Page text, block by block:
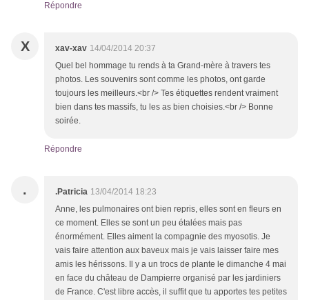
Répondre
X xav-xav 14/04/2014 20:37
Quel bel hommage tu rends à ta Grand-mère à travers tes
photos. Les souvenirs sont comme les photos, ont garde
toujours les meilleurs.<br /> Tes étiquettes rendent vraiment
bien dans tes massifs, tu les as bien choisies.<br /> Bonne
soirée.
Répondre
. .Patricia 13/04/2014 18:23
Anne, les pulmonaires ont bien repris, elles sont en fleurs en
ce moment. Elles se sont un peu étalées mais pas
énormément. Elles aiment la compagnie des myosotis. Je
vais faire attention aux baveux mais je vais laisser faire mes
amis les hérissons. Il y a un trocs de plante le dimanche 4 mai
en face du château de Dampierre organisé par les jardiniers
de France. C'est libre accès, il suffit que tu apportes tes petites